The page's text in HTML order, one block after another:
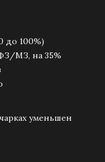
до 100%)
МЗ, на 35%
уменьшен